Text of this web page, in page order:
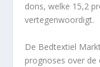
dons, welke 15,2
vertegenwoordigt.
De Bedtextiel
prognoses over de